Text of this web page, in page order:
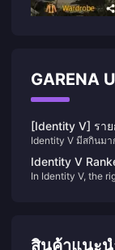
GARENA
[Identity V] รา
ล้วนมีความน่ารั
Identity V มีสกินม
จะทำให้หัวใจคุณเต้
Identity V
by the Pros
In Identity V, the
สินค้าแนะ